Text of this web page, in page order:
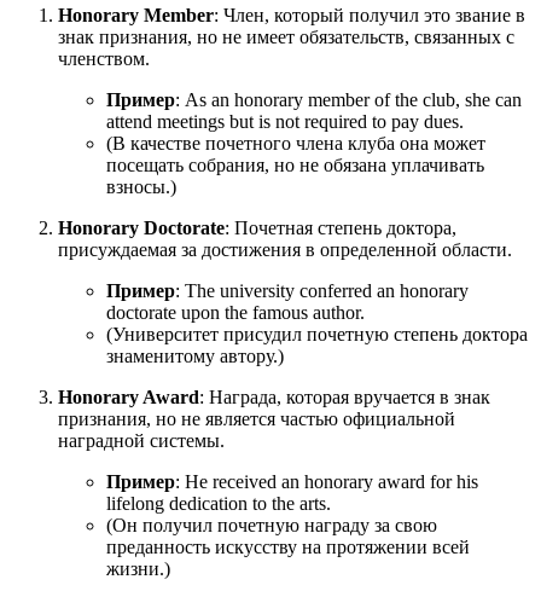
Honorary Member: Член, который получил это звание в
знак признания, но не имеет обязательств, связанных с
членством.
Пример: As an honorary member of the club, she can
attend meetings but is not required to pay dues.
(В качестве почетного члена клуба она может
посещать собрания, но не обязана уплачивать
взносы.)
Honorary Doctorate: Почетная степень доктора,
присуждаемая за достижения в определенной области.
Пример: The university conferred an honorary
doctorate upon the famous author.
(Университет присудил почетную степень доктора
знаменитому автору.)
Honorary Award: Награда, которая вручается в знак
признания, но не является частью официальной
наградной системы.
Пример: He received an honorary award for his
lifelong dedication to the arts.
(Он получил почетную награду за свою
преданность искусству на протяжении всей
жизни.)